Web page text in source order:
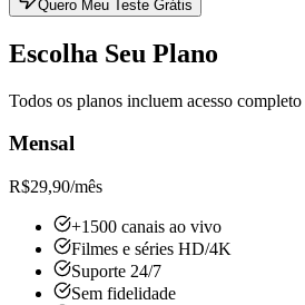
Quero Meu Teste Grátis
Escolha Seu Plano
Todos os planos incluem acesso
Mensal
R$29,90/mês
+1500 canais ao vivo
Filmes e séries HD/4K
Suporte 24/7
Sem fidelidade